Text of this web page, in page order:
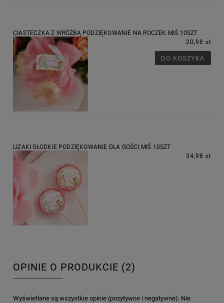
CIASTECZKA Z WRÓŻBĄ PODZIĘKOWANIE NA ROCZEK MIŚ 10SZT
20,98 zł
DO KOSZYKA
LIZAKI SŁODKIE PODZIĘKOWANIE DLA GOŚCI MIŚ 10SZT
34,98 zł
OPINIE O PRODUKCIE (2)
Wyświetlane są wszystkie opinie (pozytywne i negatywne). Nie